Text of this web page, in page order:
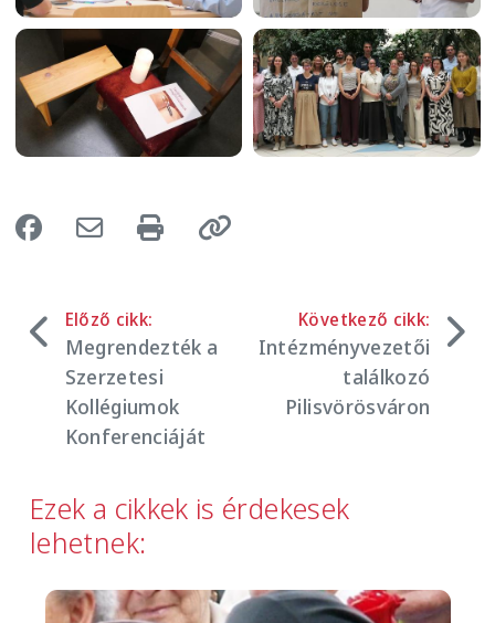
Image Image
Előző cikk:
Megrendezték a
Szerzetesi
Kollégiumok
Konferenciáját
Következő cikk:
Intézményvezetői
találkozó
Pilisvörösváron
Ezek a cikkek is érdekesek
lehetnek:
Image